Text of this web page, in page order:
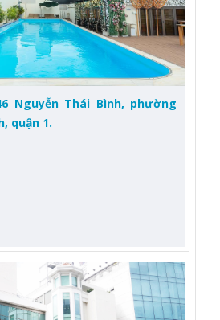
Nguyễn Thái Bình, phường
quận 1.